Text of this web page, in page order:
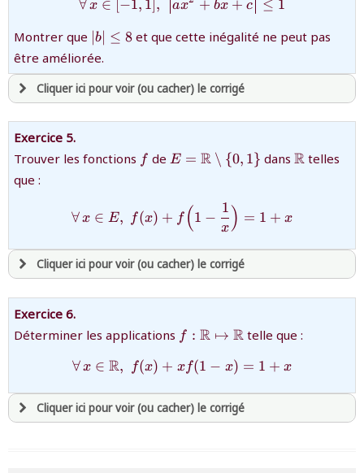
revenir à la page d'accueil
ou tester la page d'extraits libres
ou consulter
{\forall\,x\in[-
∀x ∈ [−1, 1], ax + bx + c ≤ 1
Montrer que {\left|b\right|\le8}
∣b∣ ≤ 8 et que cette inégalité ne peut pas
être améliorée.
Cliquer ici pour voir (ou cacher) le corrigé
avoir une souscription active sur mathprepa
connecté au site
ou testerla page d'extraits libres
Exercice 5.
Trouver les fonctions {f}
f de {E=\mathbb{R}\setminus\
E = R ∖ {0, 1} dansR telles
que :
{\forall\, x\in E,\;
∀x ∈ E, f(x) + f (1 −
x
1 ) = 1 + x
Cliquer ici pour voir (ou cacher) le corrigé
avoir une souscription active sur mathprepa
revenir àla page d'accueil
ou testerla page d'extraits libres
ou consulterle plan du site
Exercice 6.
Déterminer les applications {f
f : R ↦ R telle que :
{\forall\,
∀x ∈ R, f(x) + xf(1 − x) = 1 + x
Cliquer ici pour voir (ou cacher) le corrigé